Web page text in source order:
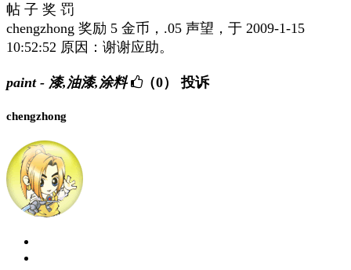
帖 子 奖 罚
chengzhong 奖励 5 金币，.05 声望，于 2009-1-15
10:52:52 原因：谢谢应助。
paint - 漆,油漆,涂料 （0） 投诉
chengzhong